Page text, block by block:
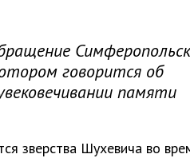
говорится об
памяти
зверства Шухевича во